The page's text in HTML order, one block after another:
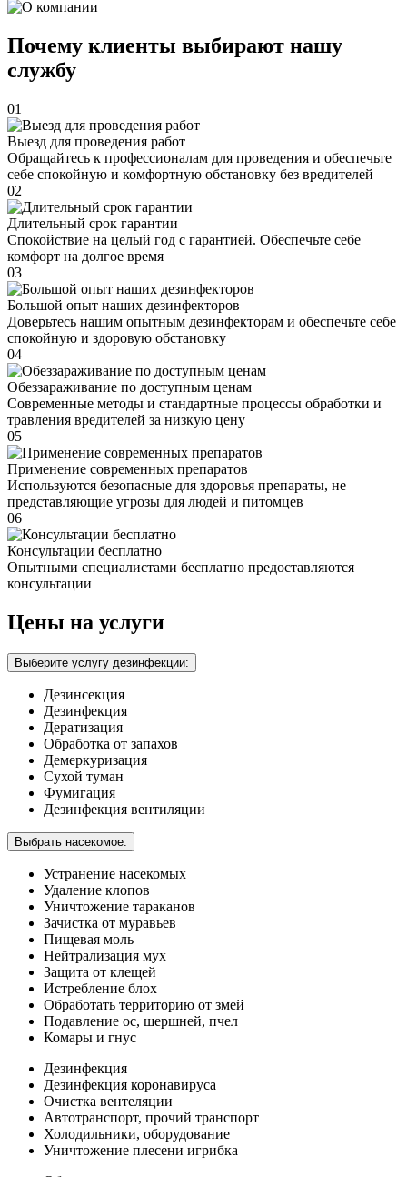
Почему клиенты выбирают нашу
службу
01
Выезд для проведения работ
Обращайтесь к профессионалам для проведения и обеспечьте
себе спокойную и комфортную обстановку без вредителей
02
Длительный срок гарантии
Спокойствие на целый год с гарантией. Обеспечьте себе
комфорт на долгое время
03
Большой опыт наших дезинфекторов
Доверьтесь нашим опытным дезинфекторам и обеспечьте себе
спокойную и здоровую обстановку
04
Обеззараживание по доступным ценам
Современные методы и стандартные процессы обработки и
травления вредителей за низкую цену
05
Применение современных препаратов
Используются безопасные для здоровья препараты, не
представляющие угрозы для людей и питомцев
06
Консультации бесплатно
Опытными специалистами бесплатно предоставляются
консультации
Цены на услуги
Выберите услугу дезинфекции:
Дезинсекция
Дезинфекция
Дератизация
Обработка от запахов
Демеркуризация
Сухой туман
Фумигация
Дезинфекция вентиляции
Выбрать насекомое:
Устранение насекомых
Удаление клопов
Уничтожение тараканов
Зачистка от муравьев
Пищевая моль
Нейтрализация мух
Защита от клещей
Истребление блох
Обработать территорию от змей
Подавление ос, шершней, пчел
Комары и гнус
Дезинфекция
Дезинфекция коронавируса
Очистка вентеляции
Автотранспорт, прочий транспорт
Холодильники, оборудование
Уничтожение плесени игрибка